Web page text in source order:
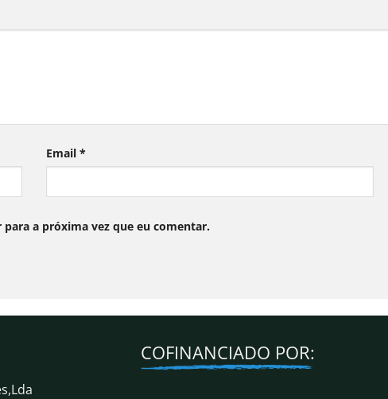
Email*
a próxima vez que eu comentar.
COFINANCIADO POR: